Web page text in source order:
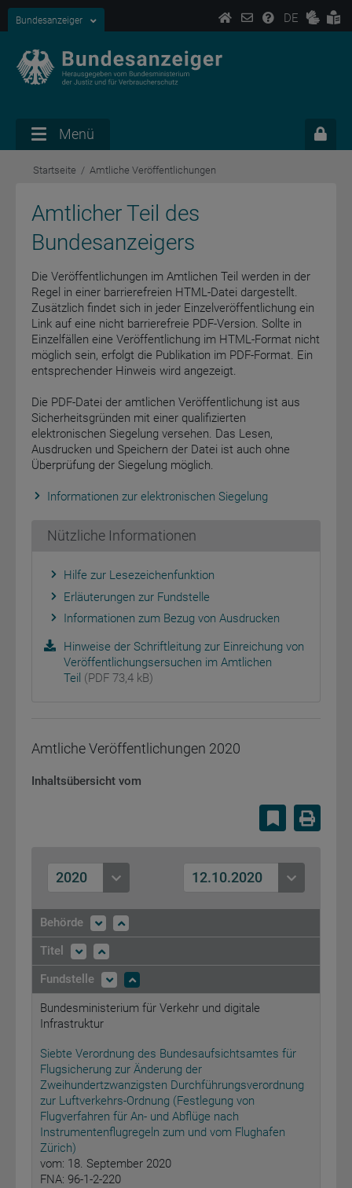
Bundesanzeiger DE
Menü
Startseite Amtliche Veröffentlichungen
Amtlicher Teil des
Bundesanzeigers
Die Veröffentlichungen im Amtlichen Teil werden in der
Regel in einer barrierefreien HTML-Datei dargestellt.
Zusätzlich findet sich in jeder Einzelveröffentlichung ein
Link auf eine nicht barrierefreie PDF-Version. Sollte in
Einzelfällen eine Veröffentlichung im HTML-Format nicht
möglich sein, erfolgt die Publikation im PDF-Format. Ein
entsprechender Hinweis wird angezeigt.
Die PDF-Datei der amtlichen Veröffentlichung ist aus
Sicherheitsgründen mit einer qualifizierten
elektronischen Siegelung versehen. Das Lesen,
Ausdrucken und Speichern der Datei ist auch ohne
Überprüfung der Siegelung möglich.
Informationen zur elektronischen Siegelung
Nützliche Informationen
Hilfe zur Lesezeichenfunktion
Erläuterungen zur Fundstelle
Informationen zum Bezug von Ausdrucken
Hinweise der Schriftleitung zur Einreichung von
Veröffentlichungsersuchen im Amtlichen
Teil (PDF 73,4 kB)
Amtliche Veröffentlichungen 2020
Inhaltsübersicht vom
2020 12.10.2020
Behörde
Titel
Fundstelle
Bundesministerium für Verkehr und digitale
Infrastruktur
Siebte Verordnung des Bundesaufsichtsamtes für
Flugsicherung zur Änderung der
Zweihundertzwanzigsten Durchführungsverordnung
zur Luftverkehrs-Ordnung (Festlegung von
Flugverfahren für An- und Abflüge nach
Instrumentenflugregeln zum und vom Flughafen
Zürich)
vom: 18. September 2020
FNA: 96-1-2-220